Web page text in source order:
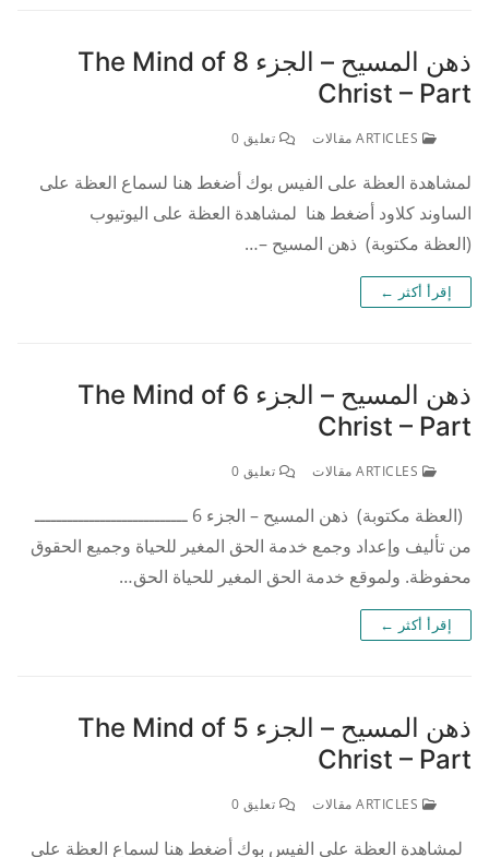
ذهن المسيح – الجزء 8 The Mind of
Christ – Part
تعليق 0
لمشاهدة العظة على الفيس بوك أضغط هنا لسماع العظة على
الساوند كلاود أضغط هنا لمشاهدة العظة على اليوتيوب
(العظة مكتوبة) ذهن المسيح –…
إقرأ أكثر ←
ذهن المسيح – الجزء 6 The Mind of
Christ – Part
تعليق 0
(العظة مكتوبة) ذهن المسيح – الجزء 6 ــــــــــــــــــــــــــــ
من تأليف وإعداد وجمع خدمة الحق المغير للحياة وجميع الحقوق
محفوظة. ولموقع خدمة الحق المغير للحياة الحق…
إقرأ أكثر ←
ذهن المسيح – الجزء 5 The Mind of
Christ – Part
تعليق 0
لمشاهدة العظة على الفيس بوك أضغط هنا لسماع العظة على